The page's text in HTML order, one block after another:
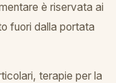
è riservata ai
fuori dalla portata
terapie per la